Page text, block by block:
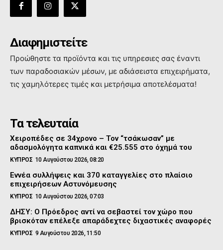
Διαφημιστείτε
Προώθηστε τα προϊόντα και τις υπηρεσιες σας έναντι
των παραδοσιακών μέσων, με αδιάσειστα επιχειρήματα,
τις χαμηλότερες τιμές και μετρήσιμα αποτελέσματα!
Τα τελευταία
Χειροπέδες σε 34χρονο – Τον “τσάκωσαν” με
αδασμολόγητα καπνικά και €25.555 στο όχημά του
ΚΥΠΡΟΣ 10 Αυγούστου 2026, 08:20
Εννέα συλλήψεις και 370 καταγγελίες στο πλαίσιο
επιχειρήσεων Αστυνόμευσης
ΚΥΠΡΟΣ 10 Αυγούστου 2026, 07:03
ΔΗΣΥ: Ο Πρόεδρος αντί να σεβαστεί τον χώρο που
βρισκόταν επέλεξε απαράδεχτες διχαστικές αναφορές
ΚΥΠΡΟΣ 9 Αυγούστου 2026, 11:50